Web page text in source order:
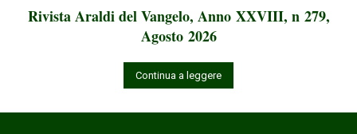
Rivista Araldi del Vangelo, Anno XXVIII, n 279,
Agosto 2026
Continua a leggere